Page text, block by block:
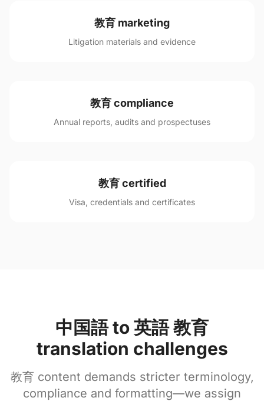
教育 marketing
Litigation materials and evidence
教育 compliance
Annual reports, audits and prospectuses
教育 certified
Visa, credentials and certificates
中国語 to 英語 教育
translation challenges
教育 content demands stricter terminology,
compliance and formatting—we assign